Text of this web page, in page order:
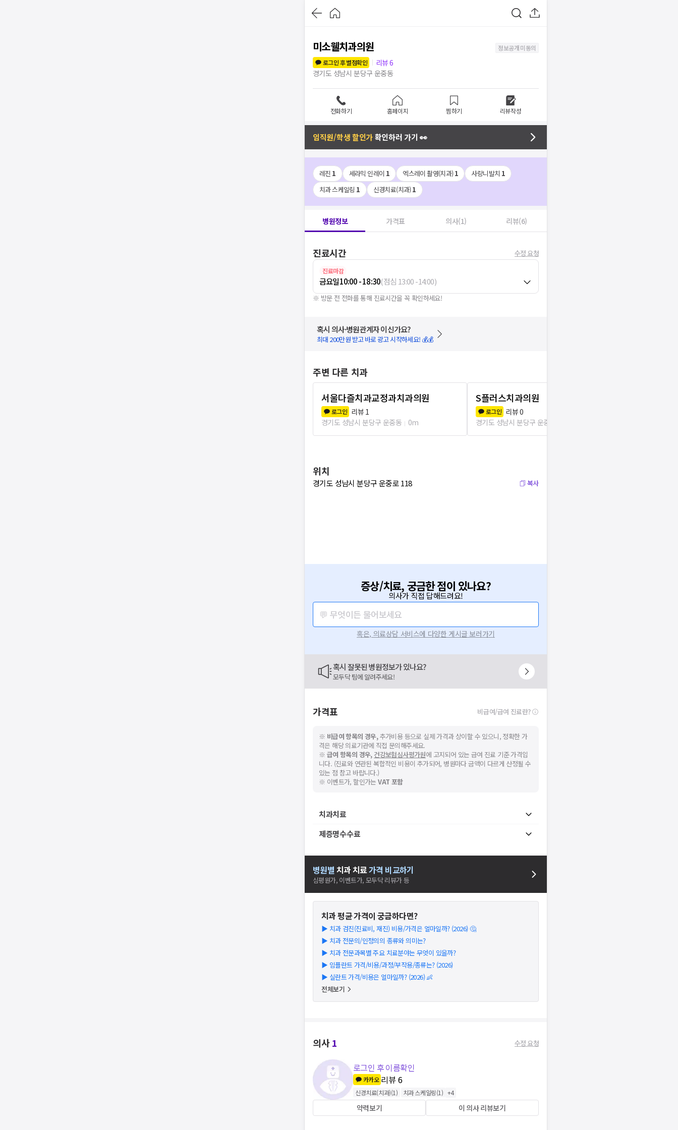
미소웰치과의원
정보공개 미동의
로그인 후 별점확인
리뷰6
경기도 성남시 분당구 운중동
전화하기 홈페이지 찜하기 리뷰작성
임직원/학생 할인가확인하러 가기 👀
레진 1 세라믹 인레이 1 엑스레이 촬영(치과)1 사랑니발치 1
치과 스케일링 1 신경치료(치과)1
병원정보 가격표 의사(1) 리뷰(6)
진료시간 수정 요청
진료마감
금요일10:00 - 18:30(점심 13:00-14:00)
※ 방문 전 전화를 통해 진료시간을 꼭 확인하세요!
혹시 의사·병원관계자 이신가요?
최대 200만원 받고 바로 광고 시작하세요! 💰💰
주변 다른 치과
서울다즐치과교정과치과의원
로그인 리뷰 1
경기도 성남시 분당구 운중동
0m
S플러스치과의원
로그인 리뷰0
경기도 성남시 분당구 운중동
위치
경기도 성남시 분당구 운중로 118 복사
증상/치료, 궁금한 점이 있나요?
의사가 직접 답해드려요!
💬 무엇이든 물어보세요
혹은, 의료상담 서비스에 다양한 게시글 보러가기
혹시 잘못된 병원정보가 있나요?
모두닥 팀에 알려주세요!
가격표 비급여/급여 진료란?
※ 비급여 항목의 경우,추가비용 등으로 실제 가격과 상이할 수 있으니, 정확한 가
격은 해당 의료기관에 직접 문의해주세요.
※ 급여 항목의 경우, 건강보험심사평가원에 고지되어 있는 급여 진료 기준 가격입
니다. (진료와 연관된 복합적인 비용이 추가되어, 병원마다 금액이 다르게 산정될 수
있는 점 참고 바랍니다.)
※ 이벤트가, 할인가는VAT 포함
치과치료
제증명수수료
병원별 치과치료가격 비교하기
심평원가, 이벤트가, 모두닥 리뷰가 등
치과평균 가격이 궁금하다면?
▶ 치과 검진(진료비, 재진) 비용/가격은 얼마일까? (2026) 🤔
▶ 치과 전문의/인정의의 종류와 의미는?
▶ 치과 전문과목별 주요 치료분야는 무엇이 있을까?
▶ 임플란트 가격/비용/과정/부작용/종류는? (2026)
▶ 실란트 가격/비용은 얼마일까? (2026) 👶
전체보기
의사1 수정 요청
로그인 후 이름확인
카카오 리뷰6
신경치료(치과)(1) 치과 스케일링(1) +4
약력보기 이 의사 리뷰보기